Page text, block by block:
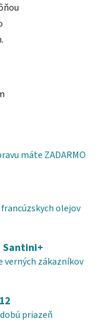
máte ZADARMO
olejov
Santini+
verných zákazníkov
priazeň